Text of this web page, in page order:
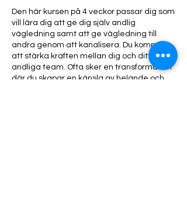
Den här kursen på 4 veckor passar dig som
vill lära dig att ge dig själv andlig
vägledning samt att ge vägledning till
andra genom att kanalisera. Du kommer
att stärka kraften mellan dig och ditt
andliga team. Ofta sker en transformation
där du skapar en känsla av helande och